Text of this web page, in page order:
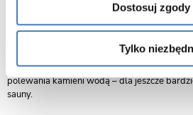
Dostosuj zgody
Tylko
💡Oświetlenie sufitowe + naturalne
Dodatkowa lampa montowana przy suficie
rozproszone światło. W komplecie znajduje
polewania kamieni wodą – dla jeszcze
sauny.